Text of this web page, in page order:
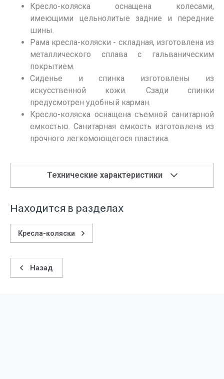
Кресло-коляска оснащена колесами,
имеющими цельнолитые задние и передние
шины.
Рама кресла-коляски - складная, изготовлена из
металлического сплава с гальваническим
покрытием.
Сиденье и спинка изготовлены из
искусственной кожи. Сзади спинки
предусмотрен удобный карман.
Кресло-коляска оснащена съемной санитарной
емкостью. Санитарная емкость изготовлена из
прочного легкомоющегося пластика.
Технические характеристики
Находится в разделах
Кресла-коляски
Назад